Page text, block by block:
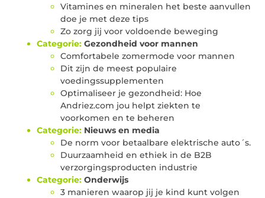
Vitamines en mineralen het beste aanvullen
doe je met deze tips
Zo zorg jij voor voldoende beweging
Categorie: Gezondheid voor mannen
Comfortabele zomermode voor mannen
Dit zijn de meest populaire
voedingssupplementen
Optimaliseer je gezondheid: Hoe
Andriez.com jou helpt ziekten te
voorkomen en te beheren
Categorie: Nieuws en media
De norm voor betaalbare elektrische auto´s.
Duurzaamheid en ethiek in de B2B
verzorgingsproducten industrie
Categorie: Onderwijs
3 manieren waarop jij je kind kunt volgen